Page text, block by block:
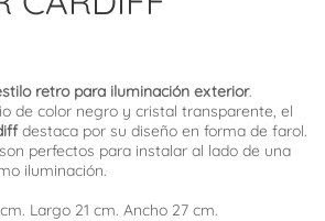
retro para iluminación exterior.
de color negro y cristal transparente, el
destaca por su diseño en forma de farol.
perfectos para instalar al lado de una
iluminación.
Largo 21 cm. Ancho 27 cm.